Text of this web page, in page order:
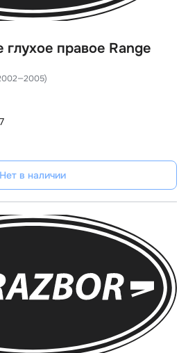
глухое правое Range
Нет в наличии